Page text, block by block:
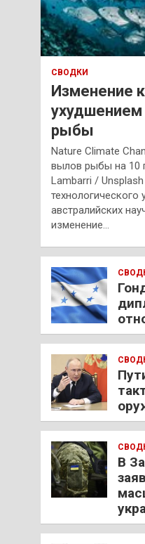
СВОДКИ
Изменение
рыбы
Nature Climate
вылов рыбы на 10
Lambarri /
технологического
австралийских
изменение…
В